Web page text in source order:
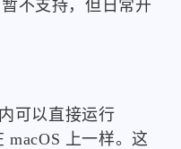
不支持，但日常开
可以直接运行
macOS 上一样。这